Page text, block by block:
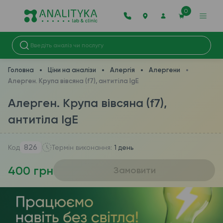
0
Головна Ціни на аналізи Алергія
Алергени
Алерген. Крупа вівсяна (f7), антитіла IgE
Алерген. Крупа вівсяна (f7),
антитіла IgE
Код 826 Термін виконання: 1 день
400 грн Замовити